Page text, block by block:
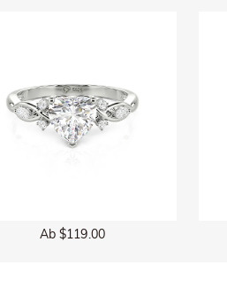
Ab $119.00